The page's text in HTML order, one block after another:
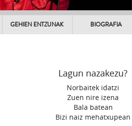
GEHIEN ENTZUNAK BIOGRAFIA
Lagun nazakezu?
Norbaitek idatzi
Zuen nire izena
Bala batean
Bizi naiz mehatxupean